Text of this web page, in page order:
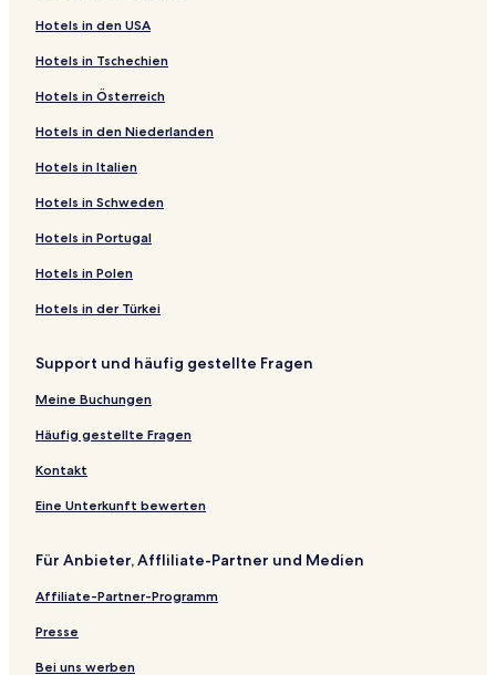
Hotels in den USA
Hotels in Tschechien
Hotels in Österreich
Hotels in den Niederlanden
Hotels in Italien
Hotels in Schweden
Hotels in Portugal
Hotels in Polen
Hotels in der Türkei
Support und häufig gestellte Fragen
Meine Buchungen
Häufig gestellte Fragen
Kontakt
Eine Unterkunft bewerten
Für Anbieter, Affliliate-Partner und Medien
Affiliate-Partner-Programm
Presse
Bei uns werben